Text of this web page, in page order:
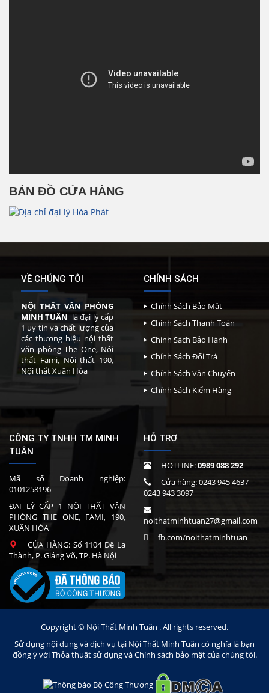
BẢN ĐỒ CỬA HÀNG
VỀ CHÚNG TÔI
NỘI THẤT VĂN PHÒNG
MINH TUÂN là đại lý cấp
1 uy tín và chất lượng của
các thương hiệu nội thất
văn phòng The One, Nội
thất Fami, Nội thất 190,
Nội thất Xuân Hòa
CHÍNH SÁCH
Chính Sách Bảo Mật
Chính Sách Thanh Toán
Chính Sách Bảo Hành
Chính Sách Đổi Trả
Chính Sách Vận Chuyển
Chính Sách Kiểm Hàng
CÔNG TY TNHH TM MINH
TUÂN
Mã số Doanh nghiệp:
0101258196
ĐẠI LÝ CẤP 1 NỘI THẤT VĂN
PHÒNG THE ONE, FAMI, 190,
XUÂN HÒA
CỬA HÀNG: Số 1104 Đê La
Thành, P. Giảng Võ, TP. Hà Nội
HỖ TRỢ
HOTLINE:0989 088 292
Cửa hàng:0243 945 4637–
0243 943 3097
noithatminhtuan27@gmail.com
fb.com/noithatminhtuan
Copyright © Nội Thất Minh Tuân . All rights reserved.
Sử dụng nội dung và dịch vụ tại Nội Thất Minh Tuân có nghĩa là bạn
đồng ý với Thỏa thuật sử dụng và Chính sách bảo mật của chúng tôi.